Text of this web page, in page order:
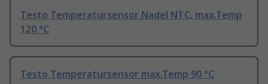
Testo Temperatursensor Nadel NTC, max.Temp
120 °C
Testo Temperatursensor max.Temp 90 °C